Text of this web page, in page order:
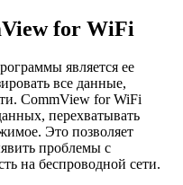
for WiFi
является ее
все данные,
CommView for WiFi
перехватывать
Это позволяет
проблемы с
на беспроводной сети.